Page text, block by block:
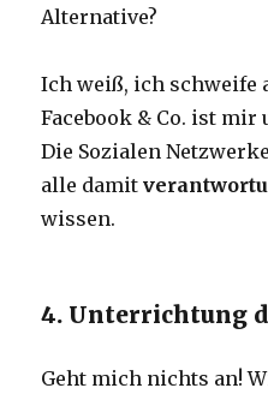
Alternative?
Ich weiß, ich schweife
Facebook & Co. ist
Die Sozialen
alle damit
wissen.
4. Unterrichtung
Geht mich nichts an!